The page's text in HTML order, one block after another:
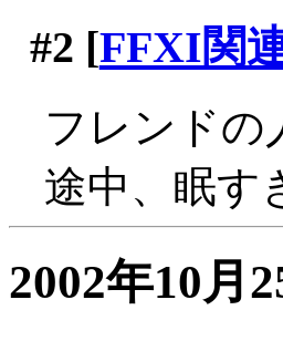
#2 [FFXI関
フレンドの
途中、眠す
2002年10月